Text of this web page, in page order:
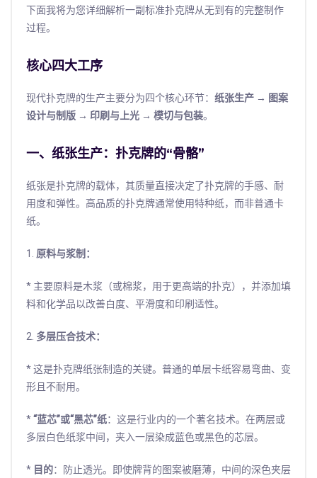
下面我将为您详细解析一副标准扑克牌从无到有的完整制作
过程。
核心四大工序
现代扑克牌的生产主要分为四个核心环节： 纸张生产 → 图案
设计与制版 → 印刷与上光 → 模切与包装。
一、纸张生产：扑克牌的“骨骼”
纸张是扑克牌的载体，其质量直接决定了扑克牌的手感、耐
用度和弹性。高品质的扑克牌通常使用特种纸，而非普通卡
纸。
1.原料与浆制：
* 主要原料是木浆（或棉浆，用于更高端的扑克），并添加填
料和化学品以改善白度、平滑度和印刷适性。
2. 多层压合技术：
* 这是扑克牌纸张制造的关键。普通的单层卡纸容易弯曲、变
形且不耐用。
*“蓝芯”或“黑芯”纸：这是行业内的一个著名技术。在两层或
多层白色纸浆中间，夹入一层染成蓝色或黑色的芯层。
* 目的：防止透光。即使牌背的图案被磨薄，中间的深色夹层